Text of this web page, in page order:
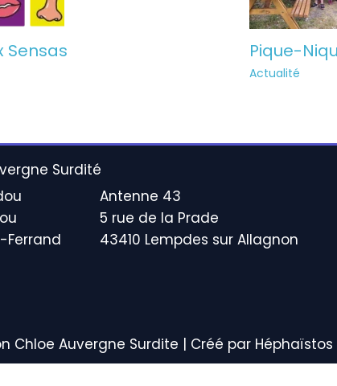
Sensas Pique-
Actualité
Surdité
Ferrand
Antenne 43
5 rue de la Prade
43410 Lempdes sur Allagnon
Chloe Auvergne Surdite | Créé par Héphaïstos